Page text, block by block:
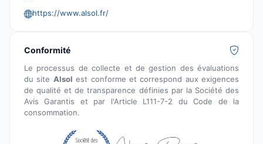
https://www.alsol.fr/
Conformité
Le processus de collecte et de gestion des évaluations
du site Alsol est conforme et correspond aux exigences
de qualité et de transparence définies par la Société des
Avis Garantis et par l'Article L111-7-2 du Code de la
consommation.